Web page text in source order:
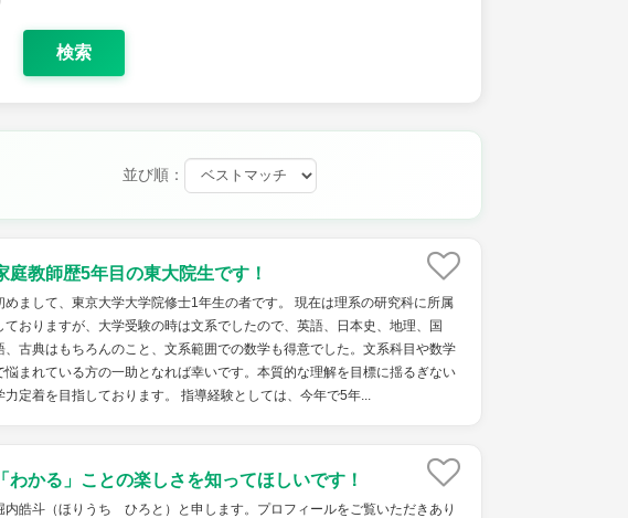
検索
並び順：
庭教師歴5年目の東大院生です！
めまして、東京大学大学院修士1年生の者です。 現在は理系の研究科に所属
ておりますが、大学受験の時は文系でしたので、英語、日本史、地理、国
、古典はもちろんのこと、文系範囲での数学も得意でした。文系科目や数学
悩まれている方の一助となれば幸いです。本質的な理解を目標に揺るぎない
力定着を目指しております。 指導経験としては、今年で5年...
「わかる」ことの楽しさを知ってほしいです！
内皓斗（ほりうち ひろと）と申します。プロフィールをご覧いただきあり